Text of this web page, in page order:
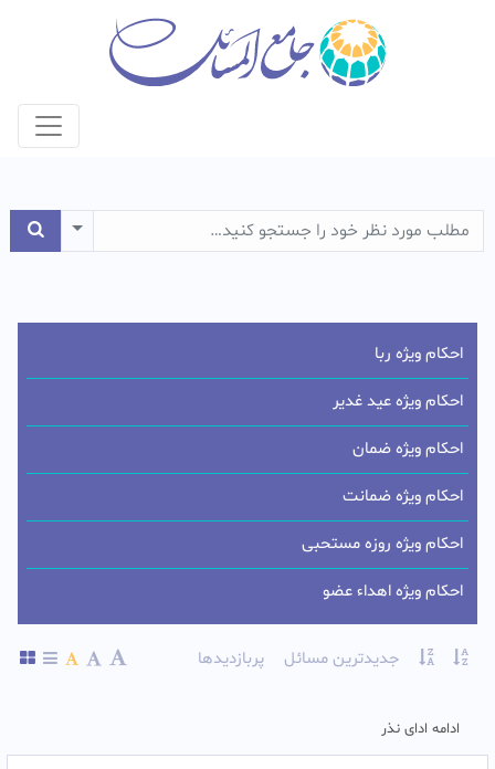
جدیدترین مسائل پربازدیدها
ادامه ادای نذر
احکام ویژه ربا
احکام ویژه عید غدیر
احکام ویژه ضمان
احکام ویژه ضمانت
احکام ویژه روزه مستحبی
احکام ویژه اهداء عضو